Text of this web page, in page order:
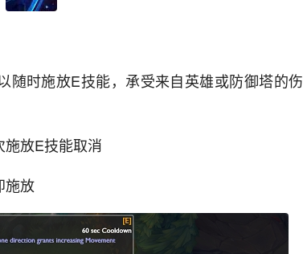
随时施放E技能，承受来自英雄或防御塔的伤
放E技能取消
施放